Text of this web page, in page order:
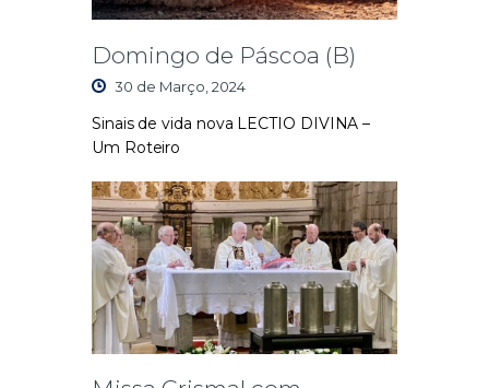
Domingo de Páscoa (B)
30 de Março, 2024
Sinais de vida nova LECTIO DIVINA –
Um Roteiro